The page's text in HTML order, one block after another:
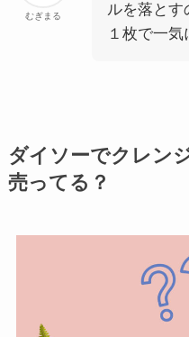
むぎまる
ルを落とす
１枚で一
ダイソーでクレン
売ってる？